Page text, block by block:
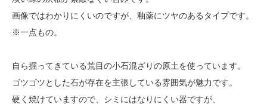
画像ではわかりにくいのですが、釉薬にツヤのあるタイプです。
※一点もの。
自ら掘ってきている荒目の小石混ざりの原土を使っています。
ゴツゴツとした石が存在を主張している雰囲気が魅力です。
硬く焼けていますので、シミにはなりにくい器ですが、